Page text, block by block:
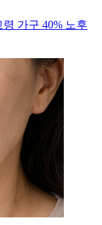
가구 40% 노후